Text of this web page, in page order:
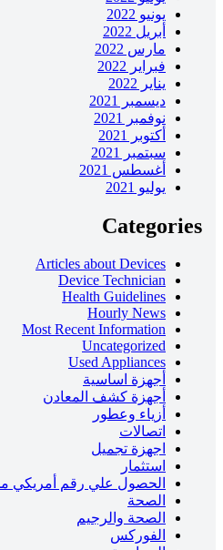
يونيو 2022
أبريل 2022
مارس 2022
فبراير 2022
يناير 2022
ديسمبر 2021
نوفمبر 2021
أكتوبر 2021
سبتمبر 2021
أغسطس 2021
يوليو 2021
Categories
Articles about Devices
Device Technician
Health Guidelines
Hourly News
Most Recent Information
Uncategorized
Used Appliances
أجهزة اساسية
أجهزة كشف المعادن
أزياء وعطور
اتصالات
اجهزة تجميل
استثمار
الحصول علي رقم أمريكي مجانا
الصحة
الصحة والرجيم
الفوركس